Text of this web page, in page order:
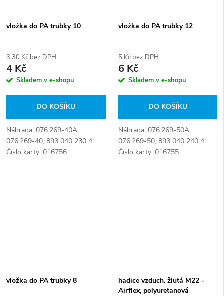
vložka do PA trubky 10
3,30 Kč bez DPH
4 Kč
Skladem v e-shopu
DO KOŠÍKU
Náhrada: 076.269-40A,
076.269-40, 893 040 230 4
Číslo karty: 016756
vložka do PA trubky 12
5 Kč bez DPH
6 Kč
Skladem v e-shopu
DO KOŠÍKU
Náhrada: 076.269-50A,
076.269-50, 893 040 240 4
Číslo karty: 016755
vložka do PA trubky 8
hadice vzduch. žlutá M22 -
Airflex, polyuretanová